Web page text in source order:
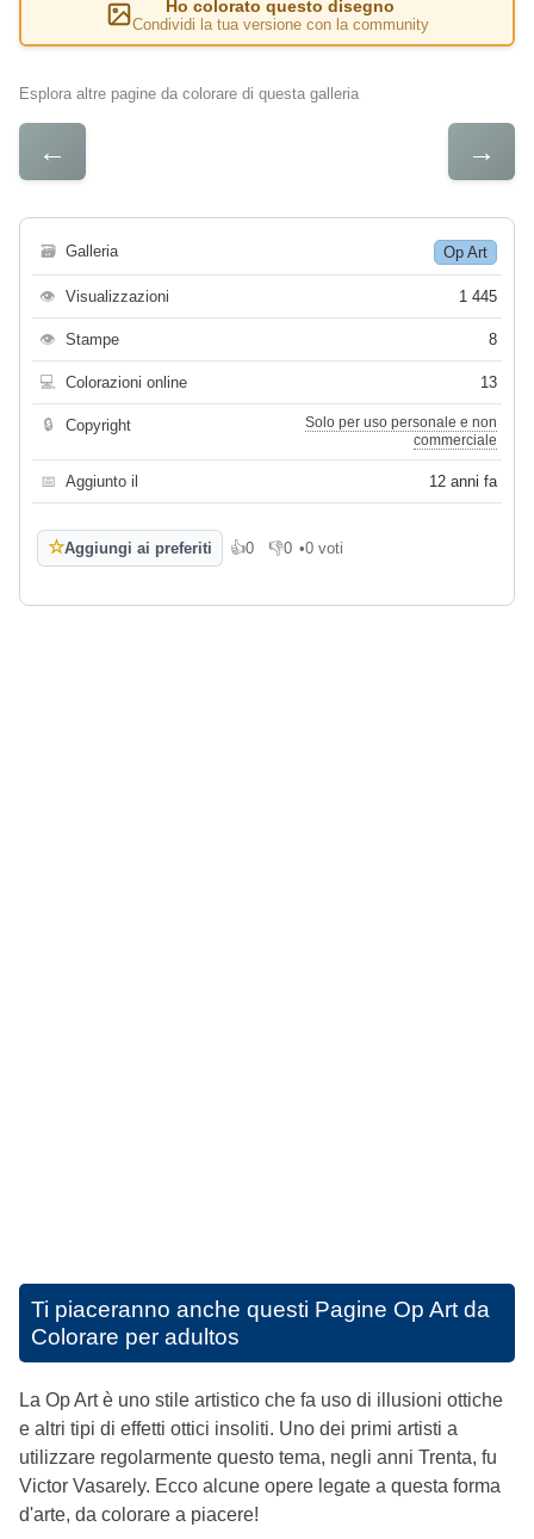
Ho colorato questo disegno
Condividi la tua versione con la community
Esplora altre pagine da colorare di questa galleria
← →
🗃 Galleria Op Art
👁 Visualizzazioni 1 445
👁 Stampe 8
💻 Colorazioni online 13
🔒 Copyright
Solo per uso personale e non
commerciale
📅 Aggiunto il 12 anni fa
☆Aggiungi ai preferiti 👍0
Mi piace
👎0
Non mi piace
•0 voti
Ti piaceranno anche questi Pagine Op Art da
Colorare per adultos
La Op Art è uno stile artistico che fa uso di illusioni ottiche
e altri tipi di effetti ottici insoliti. Uno dei primi artisti a
utilizzare regolarmente questo tema, negli anni Trenta, fu
Victor Vasarely. Ecco alcune opere legate a questa forma
d'arte, da colorare a piacere!